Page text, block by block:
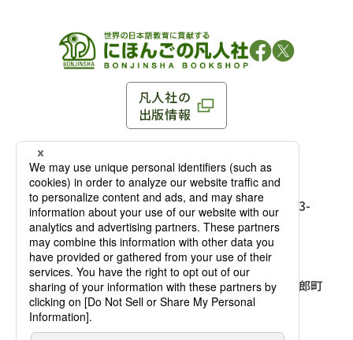
凡人社の
出版情報
〒102-0093 東京都千代田区平河町 1-3-13 8F
TEL：03-3263-3959／FAX：03-3263-3116
麹町店
〒102-0093 東京都千代田区平河町1-3-
13 8F［アクセス］
TEL：03-3239-8673／FAX：03-3263-
3116
大阪店
〒541-0056 大阪府大阪市中央区久太郎町
4-2-10
大西ビルディング 1階［